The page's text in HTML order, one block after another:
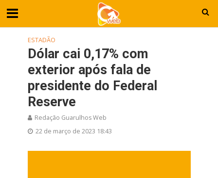
ESTADÃO
Dólar cai 0,17% com
exterior após fala de
presidente do Federal
Reserve
Redação Guarulhos Web
22 de março de 2023 18:43